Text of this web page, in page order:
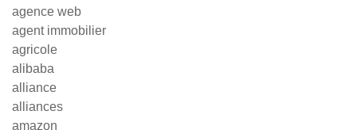
agence web
agent immobilier
agricole
alibaba
alliance
alliances
amazon